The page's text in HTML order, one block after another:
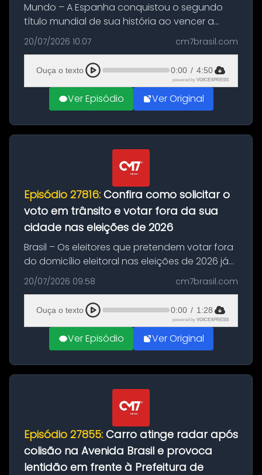
Mundo – A Espanha conquistou o segundo
título mundial de sua história ao vencer a
Argentina por 1 a 0, neste domingo (19), na
decisão da Copa do Mundo de 2026. Depois
de um duelo sem gols durante o te...
20/07/2026 10:07 cm7brasil.com
Ouça o texto 0:00 / 4:50
powered by VOICEXPRESS
Ver Episódio Ver Original
Episódio 27816: Confira como solicitar o
voto em trânsito e votar fora da sua
cidade nas eleições de 2026
Brasil – Os eleitores que pretendem votar fora
do domicílio eleitoral nas eleições de 2026 já
podem solicitar o voto em trânsito a partir
desta segunda-feira (20). O pedido pode ser
feito até 20 de ag...
20/07/2026 09:58 cm7brasil.com
Ouça o texto 0:00 / 1:28
powered by VOICEXPRESS
Ver Episódio Ver Original
Episódio 27855: Carro atinge radar após
colisão na Avenida Brasil e provoca
lentidão em frente à Prefeitura de